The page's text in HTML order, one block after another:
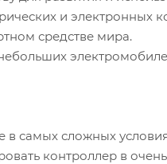
и электронных
средстве мира.
самых сложных
контроллер в